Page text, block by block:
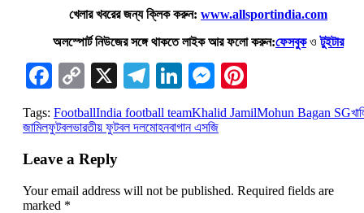
খেলার খবরের জন্য ক্লিক করুন: www.allsportindia.com
অলস্পোর্ট নিউজের সঙ্গে থাকতে লাইক আর ফলো করুন:ফেসবুকওটুইটার
Facebook
Copy
Link
X Telegram
LinkedIn
Messenger
Tags: FootballIndia football teamKhalid JamilMohun Bagan SG
জামিলফুটবলভারতীয় ফুটবল দলমোহনবাগান এসজি
Leave a Reply
Your email address will not be published. Required fields are
marked *